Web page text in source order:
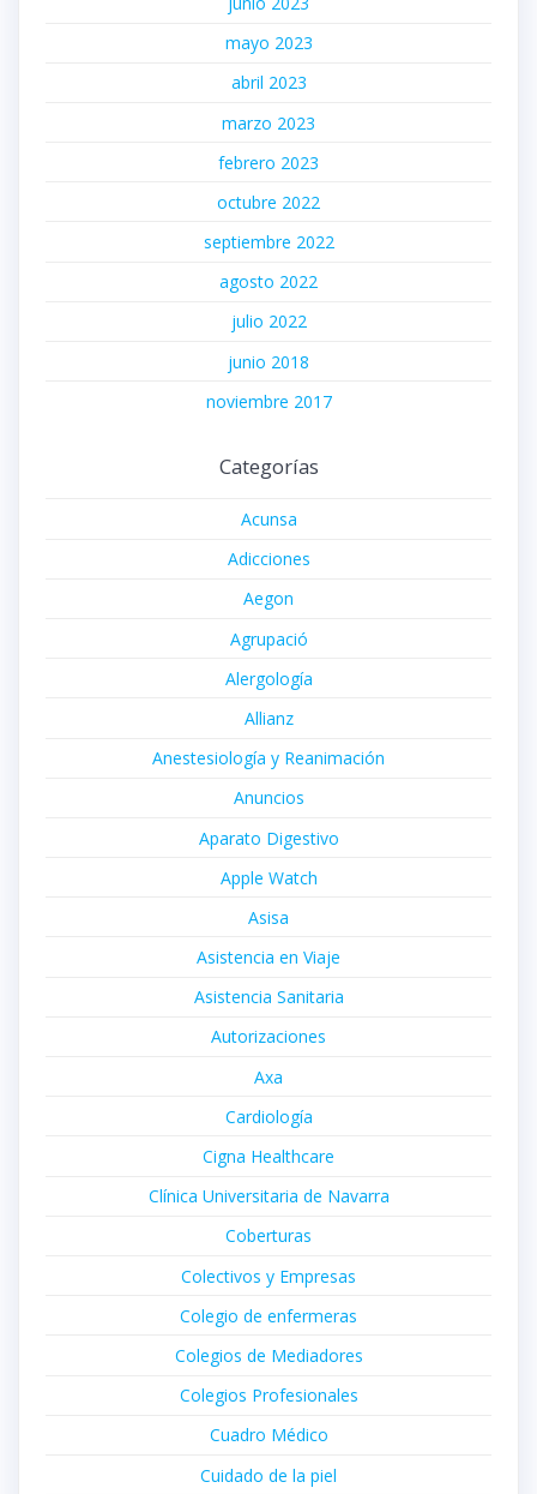
mayo 2023
abril 2023
marzo 2023
febrero 2023
octubre 2022
septiembre 2022
agosto 2022
julio 2022
junio 2018
noviembre 2017
Categorías
Acunsa
Adicciones
Aegon
Agrupació
Alergología
Allianz
Anestesiología y Reanimación
Anuncios
Aparato Digestivo
Apple Watch
Asisa
Asistencia en Viaje
Asistencia Sanitaria
Autorizaciones
Axa
Cardiología
Cigna Healthcare
Clínica Universitaria de Navarra
Coberturas
Colectivos y Empresas
Colegio de enfermeras
Colegios de Mediadores
Colegios Profesionales
Cuadro Médico
Cuidado de la piel